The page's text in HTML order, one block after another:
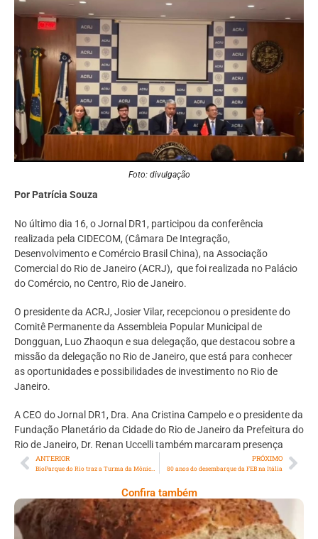
Foto: divulgação
Por Patrícia Souza
No último dia 16, o Jornal DR1, participou da conferência
realizada pela CIDECOM, (Câmara De Integração,
Desenvolvimento e Comércio Brasil China), na Associação
Comercial do Rio de Janeiro (ACRJ), que foi realizada no Palácio
do Comércio, no Centro, Rio de Janeiro.
O presidente da ACRJ, Josier Vilar, recepcionou o presidente do
Comitê Permanente da Assembleia Popular Municipal de
Dongguan, Luo Zhaoqun e sua delegação, que destacou sobre a
missão da delegação no Rio de Janeiro, que está para conhecer
as oportunidades e possibilidades de investimento no Rio de
Janeiro.
A CEO do Jornal DR1, Dra. Ana Cristina Campelo e o presidente da
Fundação Planetário da Cidade do Rio de Janeiro da Prefeitura do
Rio de Janeiro, Dr. Renan Uccelli também marcaram presença
ANTERIOR PRÓXIMO
80 anos do desembarque da FEB na Itália
Confira também